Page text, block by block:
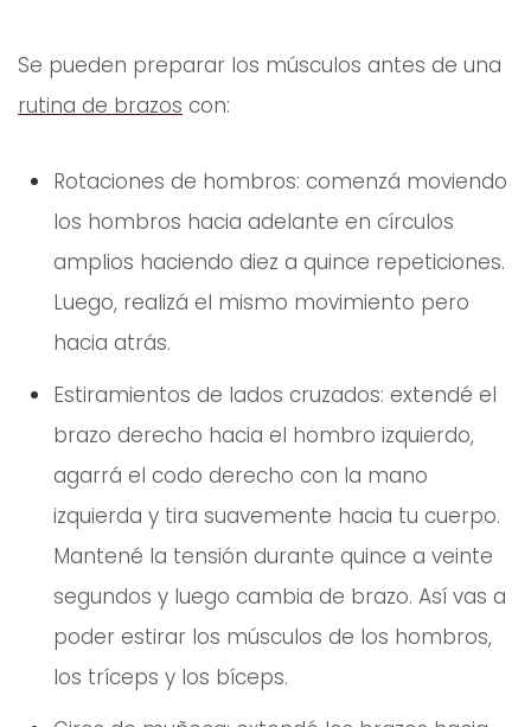
Se pueden preparar los músculos antes de una
rutina de brazos con:
Rotaciones de hombros: comenzá moviendo
los hombros hacia adelante en círculos
amplios haciendo diez a quince repeticiones.
Luego, realizá el mismo movimiento pero
hacia atrás.
Estiramientos de lados cruzados: extendé el
brazo derecho hacia el hombro izquierdo,
agarrá el codo derecho con la mano
izquierda y tira suavemente hacia tu cuerpo.
Mantené la tensión durante quince a veinte
segundos y luego cambia de brazo. Así vas a
poder estirar los músculos de los hombros,
los tríceps y los bíceps.